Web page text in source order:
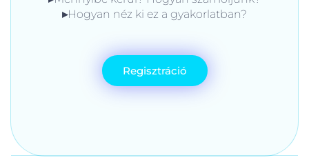
▸Hogyan néz ki ez a gyakorlatban?
Regisztráció